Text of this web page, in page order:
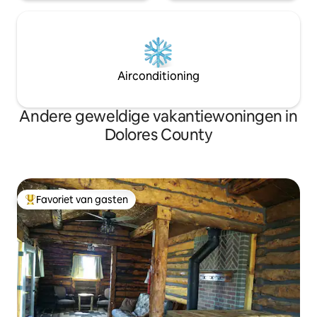
Airconditioning
Andere geweldige vakantiewoningen in
Dolores County
Topfavoriet van gasten
Favoriet van gasten